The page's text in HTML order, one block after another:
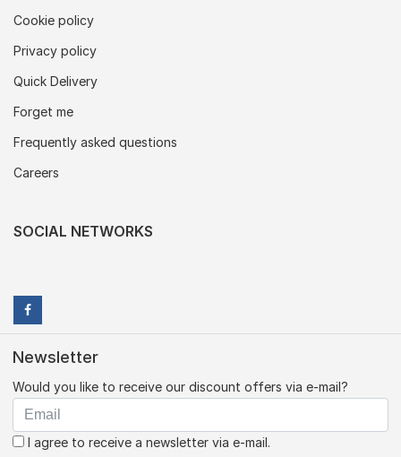
Cookie policy
Privacy policy
Quick Delivery
Forget me
Frequently asked questions
Careers
SOCIAL NETWORKS
Newsletter
Would you like to receive our discount offers via e-mail?
I agree to receive a newsletter via e-mail.